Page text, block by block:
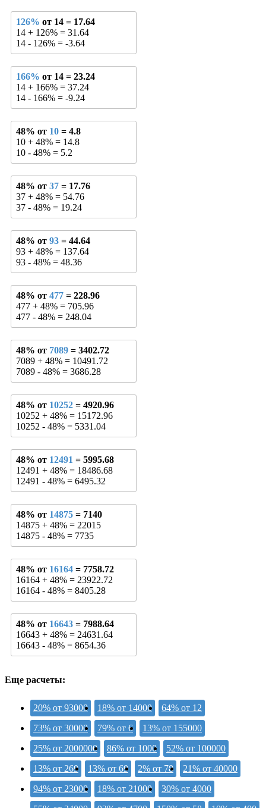
126% от 14 = 17.64
14 + 126% = 31.64
14 - 126% = -3.64
166% от 14 = 23.24
14 + 166% = 37.24
14 - 166% = -9.24
48% от 10 = 4.8
10 + 48% = 14.8
10 - 48% = 5.2
48% от 37 = 17.76
37 + 48% = 54.76
37 - 48% = 19.24
48% от 93 = 44.64
93 + 48% = 137.64
93 - 48% = 48.36
48% от 477 = 228.96
477 + 48% = 705.96
477 - 48% = 248.04
48% от 7089 = 3402.72
7089 + 48% = 10491.72
7089 - 48% = 3686.28
48% от 10252 = 4920.96
10252 + 48% = 15172.96
10252 - 48% = 5331.04
48% от 12491 = 5995.68
12491 + 48% = 18486.68
12491 - 48% = 6495.32
48% от 14875 = 7140
14875 + 48% = 22015
14875 - 48% = 7735
48% от 16164 = 7758.72
16164 + 48% = 23922.72
16164 - 48% = 8405.28
48% от 16643 = 7988.64
16643 + 48% = 24631.64
16643 - 48% = 8654.36
Еще расчеты:
20% от 93000 18% от 14000
64% от 12
73% от 30000
79% от 6
13% от 155000
25% от 2000000
86% от 1000
52% от 100000
13% от 269
13% от 69 2% от 78
21% от 40000
94% от 23000
18% от 21000
30% от 4000